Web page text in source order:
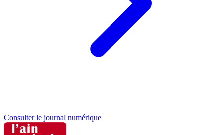
Consulter le journal numérique